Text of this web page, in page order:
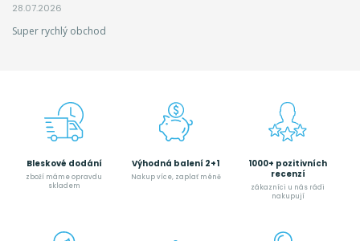
28.07.2026
Super rychlý obchod
Bleskové dodání
zboží máme opravdu
skladem
Výhodná balení 2+1
Nakup více, zaplať méně
1000+ pozitivních
recenzí
zákazníci u nás rádi
nakupují